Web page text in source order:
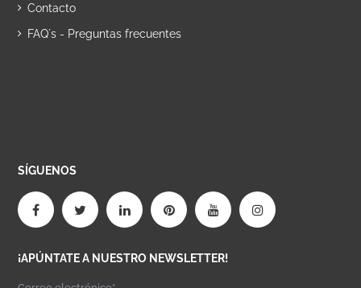
Contacto
FAQ´s - Preguntas frecuentes
SÍGUENOS
¡APÚNTATE A NUESTRO NEWSLETTER!